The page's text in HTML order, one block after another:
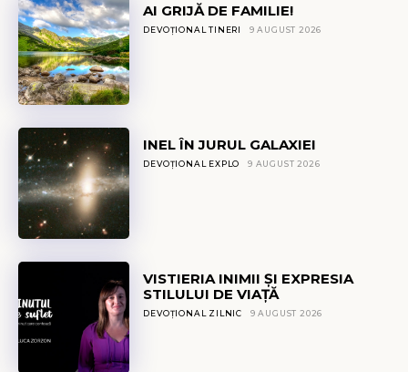
AI GRIJĂ DE FAMILIE!
DEVOȚIONAL TINERI 9 AUGUST 2026
INEL ÎN JURUL GALAXIEI
DEVOȚIONAL EXPLO 9 AUGUST 2026
VISTIERIA INIMII ȘI EXPRESIA
STILULUI DE VIAȚĂ
DEVOȚIONAL ZILNIC 9 AUGUST 2026